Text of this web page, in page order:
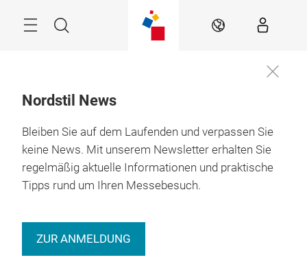
Suche DE
Nordstil News
Bleiben Sie auf dem Laufenden und verpassen Sie
keine News. Mit unserem Newsletter erhalten Sie
regelmäßig aktuelle Informationen und praktische
Tipps rund um Ihren Messebesuch.
ZUR ANMELDUNG
9. – 11.01.2027
Hamburg
Jetzt
informieren